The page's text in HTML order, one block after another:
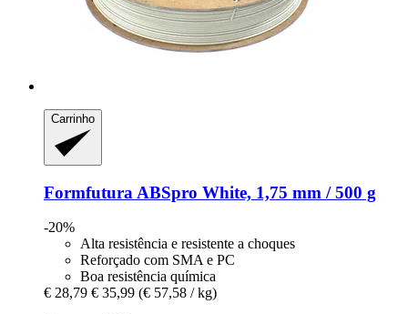
Carrinho
Formfutura ABSpro White, 1,75 mm / 500 g
-20%
Alta resistência e resistente a choques
Reforçado com SMA e PC
Boa resistência química
€ 28,79 € 35,99 (€ 57,58 / kg)